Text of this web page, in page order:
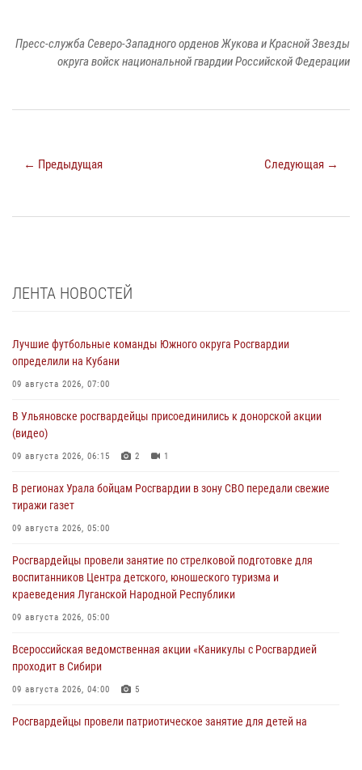
Пресс-служба Северо-Западного орденов Жукова и Красной Звезды
округа войск национальной гвардии Российской Федерации
← Предыдущая Следующая →
ЛЕНТА НОВОСТЕЙ
Лучшие футбольные команды Южного округа Росгвардии
определили на Кубани
09 августа 2026, 07:00
В Ульяновске росгвардейцы присоединились к донорской акции
(видео)
09 августа 2026, 06:15 2 1
В регионах Урала бойцам Росгвардии в зону СВО передали свежие
тиражи газет
09 августа 2026, 05:00
Росгвардейцы провели занятие по стрелковой подготовке для
воспитанников Центра детского, юношеского туризма и
краеведения Луганской Народной Республики
09 августа 2026, 05:00
Всероссийская ведомственная акции «Каникулы с Росгвардией
проходит в Сибири
09 августа 2026, 04:00 5
Росгвардейцы провели патриотическое занятие для детей на